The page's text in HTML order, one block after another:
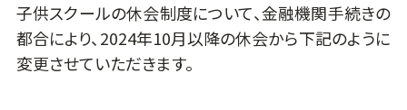
子供スクールの休会制度について、金融機関手続きの
都合により、2024年10月以降の休会から下記のように
変更させていただきます。